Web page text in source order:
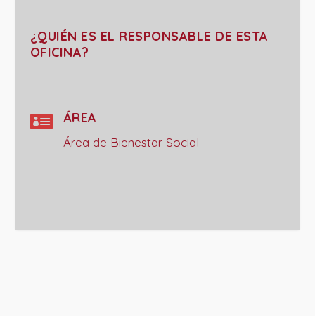
¿QUIÉN ES EL RESPONSABLE DE ESTA
OFICINA?
 ÁREA
Área de Bienestar Social